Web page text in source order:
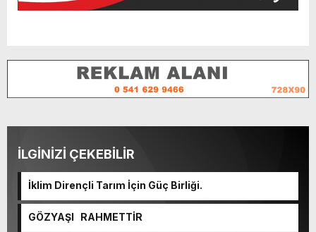
İLGİNİZİ ÇEKEBİLİR
İklim Dirençli Tarım İçin Güç Birliği.
GÖZYAŞI RAHMETTİR